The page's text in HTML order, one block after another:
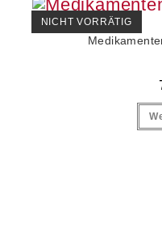
NICHT VORRÄTIG